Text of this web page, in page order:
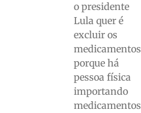
o presidente
Lula quer é
excluir os
medicamentos
porque há
pessoa física
importando
medicamentos